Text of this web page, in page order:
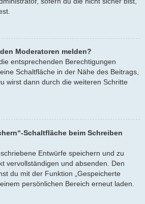
Moderatoren melden?
entsprechenden Berechtigungen
Schaltfläche in der Nähe des Beitrags,
wirst dann durch die weiteren Schritte
Schaltfläche beim Schreiben
Entwürfe speichern und zu
vervollständigen und absenden. Den
du mit der Funktion „Gespeicherte
persönlichen Bereich erneut laden.